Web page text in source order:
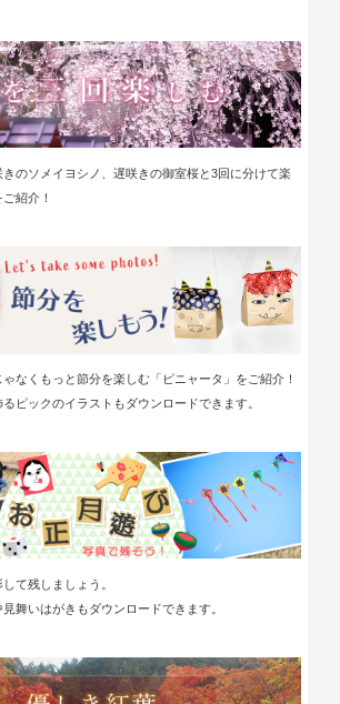
きのソメイヨシノ、 遅咲きの御室桜と3回に分けて楽
紹介！
ゃなくもっと節分を楽しむ「ピニャータ」をご紹介！
ピックのイラストもダウンロードできます。
て残しましょう。
舞いはがきもダウンロードできます。